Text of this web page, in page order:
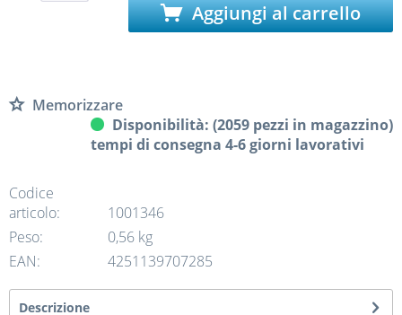
Aggiungi al carrello
Memorizzare
Disponibilità: (2059 pezzi in magazzino)
tempi di consegna 4-6 giorni lavorativi
Codice
articolo:
1001346
Peso:
0,56 kg
EAN:
4251139707285
Descrizione